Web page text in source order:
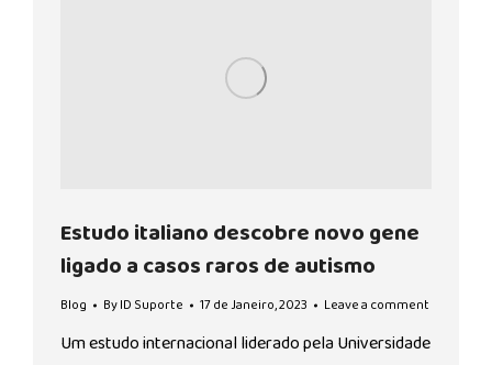
Estudo italiano descobre novo gene
ligado a casos raros de autismo
Blog ByID Suporte 17 de Janeiro, 2023 Leave a comment
Um estudo internacional liderado pela Universidade